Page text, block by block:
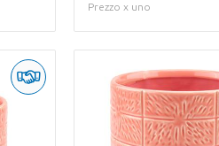
Prezzo x uno